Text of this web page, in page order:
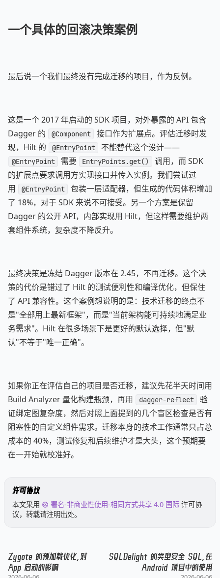
一个具体的回滚决策案例
最后说一个我们最终没有完成迁移的项目，作为反例。
这是一个 2017 年启动的 SDK 项目，对外暴露的 API 包含
Dagger 的
@Component
接口作为扩展点。评估迁移时发
现，Hilt 的
@EntryPoint 不能替代这个设计——
@EntryPoint 需要 EntryPoints.get()
调用，而 SDK
的扩展点要求调用方实现接口并传入实例。我们尝试过
用
@EntryPoint
包装一层适配器，但生成的代码体积增加
了 18%，对于 SDK 来说不可接受。另一个方案是保留
Dagger 的公开 API，内部实现用 Hilt，但这样需要维护两
套组件系统，复杂度不降反升。
最终决策是冻结 Dagger 版本在 2.45，不再迁移。这个决
策的代价是错过了 Hilt 的测试便利性和编译优化，但保住
了 API 兼容性。这个案例想说明的是：技术迁移的终点不
是"全部用上最新框架"，而是"当前架构能可持续地满足业
务需求"。Hilt 在很多场景下是更好的默认选择，但"默
认"不等于"唯一正确"。
如果你正在评估自己的项目是否迁移，建议先花半天时间用
Build Analyzer 量化构建瓶颈，再用
dagger-reflect
验
证绑定图复杂度，然后对照上面提到的几个盲区检查是否有
阻塞性的自定义组件需求。迁移本身的技术工作通常只占总
成本的 40%，测试修复和后续维护才是大头，这个预期要
在一开始就校准好。
许可协议
本文采用 署名-非商业性使用-相同方式共享 4.0 国际 许可协
议，转载请注明出处。
Zygote 的预加载优化，对
App 启动的影响
SQLDelight 的类型安全 SQL，在
Android 项目中的使用